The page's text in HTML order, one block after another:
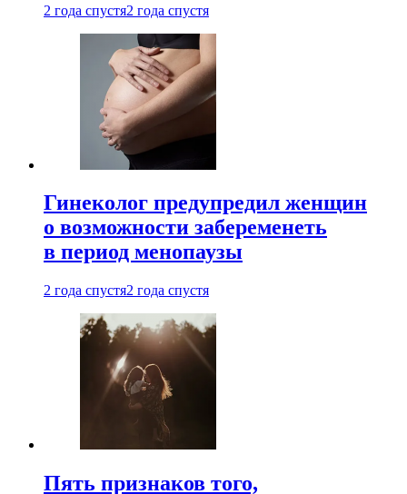
2 года спустя2 года спустя
Гинеколог предупредил женщин
о возможности забеременеть
в период менопаузы
2 года спустя2 года спустя
Пять признаков того,